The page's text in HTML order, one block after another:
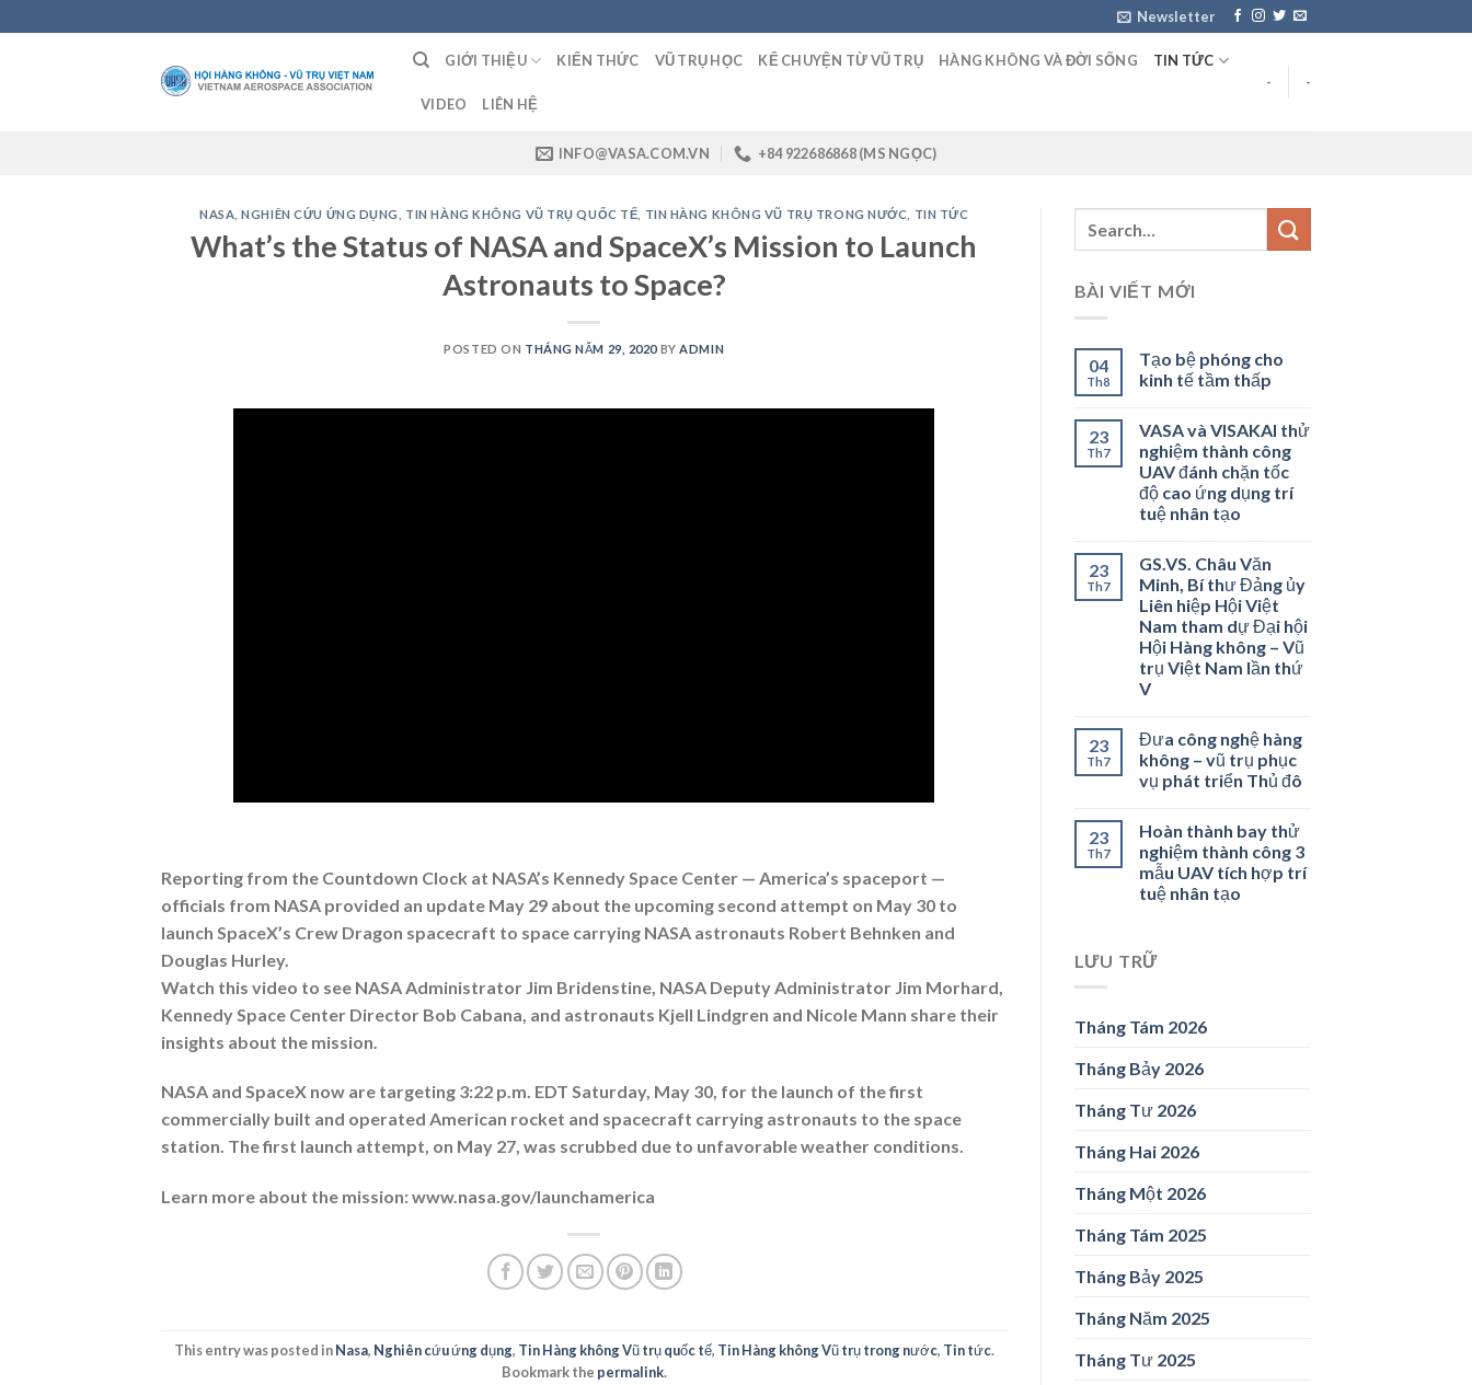
to
Newsletter
GIỚI THIỆU KIẾN THỨC VŨ TRỤ HỌC KỂ CHUYỆN TỪ VŨ TRỤ HÀNG KHÔNG VÀ ĐỜI SỐNG TIN TỨC
VIDEO LIÊN HỆ
- -
INFO@VASA.COM.VN +84 922686868 (MS NGỌC)
NASA ,NGHIÊN CỨU ỨNG DỤNG TIN HÀNG KHÔNG VŨ TRỤ QUỐC TẾ TIN HÀNG KHÔNG VŨ TRỤ TRONG NƯỚC TIN TỨC
What’s the Status of NASA and SpaceX’s Mission to Launch
Astronauts to Space?
POSTED ON THÁNG NĂM 29, 2020 BY ADMIN
Reporting from the Countdown Clock at NASA’s Kennedy Space Center — America’s spaceport —
officials from NASA provided an update May 29 about the upcoming second attempt on May 30 to
launch SpaceX’s Crew Dragon spacecraft to space carrying NASA astronauts Robert Behnken and
Douglas Hurley.
Watch this video to see NASA Administrator Jim Bridenstine, NASA Deputy Administrator Jim Morhard,
Kennedy Space Center Director Bob Cabana, and astronauts Kjell Lindgren and Nicole Mann share their
insights about the mission.
NASA and SpaceX now are targeting 3:22 p.m. EDT Saturday, May 30, for the launch of the first
commercially built and operated American rocket and spacecraft carrying astronauts to the space
station. The first launch attempt, on May 27, was scrubbed due to unfavorable weather conditions.
Learn more about the mission: www.nasa.gov/launchamerica
This entry was posted inNasa, Nghiên cứu ứng dụng, Tin Hàng không Vũ trụ quốc tế, Tin Hàng không Vũ trụ trong nước, Tin tức.
Bookmark the permalink.
BÀI VIẾT MỚI
04
Th8
Tạo bệ phóng cho
kinh tế tầm thấp
23
Th7
VASA và VISAKAI thử
nghiệm thành công
UAV đánh chặn tốc
độ cao ứng dụng trí
tuệ nhân tạo
23
Th7
GS.VS. Châu Văn
Minh, Bí thư Đảng ủy
Liên hiệp Hội Việt
Nam tham dự Đại hội
Hội Hàng không – Vũ
trụ Việt Nam lần thứ
V
23
Th7
Đưa công nghệ hàng
không – vũ trụ phục
vụ phát triển Thủ đô
23
Th7
Hoàn thành bay thử
nghiệm thành công 3
mẫu UAV tích hợp trí
tuệ nhân tạo
LƯU TRỮ
Tháng Tám 2026
Tháng Bảy 2026
Tháng Tư 2026
Tháng Hai 2026
Tháng Một 2026
Tháng Tám 2025
Tháng Bảy 2025
Tháng Năm 2025
Tháng Tư 2025